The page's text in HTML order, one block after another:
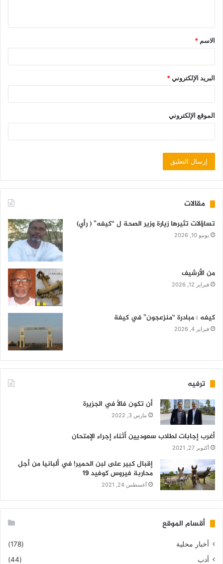
الاسم *
البريد الإلكتروني*
الموقع الإلكتروني
مقالات
تساؤلات تثيرها زيارة وزير الصحة ل “كيفه” ( رأي)
يونيو 10, 2026
من الأرشيف
فبراير 12, 2026
كيفه : مبادرة “منزعجون” في كيفة
فبراير 4, 2026
ترفيه
أن تكون فالاً في الجزيرة
مارس 3, 2022
أغرب إجابات لطلاب سعوديين أثناء إجراء الإمتحان
أكتوبر 27, 2021
إقبال كبير على لبن الحمير! في ألبانيا من أجل
محاربة فيروس كوفيد 19
أغسطس 24, 2021
أقسام الموقع
أخبار محلية
(178)
أدب
(44)